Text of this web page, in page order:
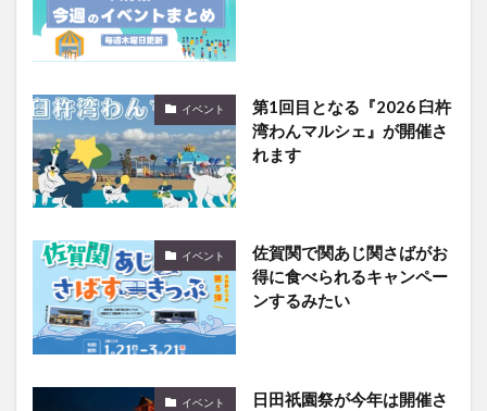
イベント
第1回目となる『2026 臼杵
湾わんマルシェ』が開催さ
れます
イベント
佐賀関で関あじ関さばがお
得に食べられるキャンペー
ンするみたい
イベント
日田祇園祭が今年は開催さ